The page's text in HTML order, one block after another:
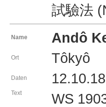
試驗法
Name Andô
Ort Tôkyô
Daten
Text
WS